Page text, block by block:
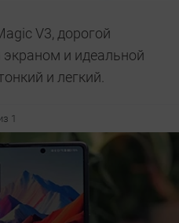
V3, дорогой
и идеальной
и легкий.
1